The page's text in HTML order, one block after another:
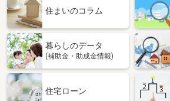
住まいのコラム
暮らしのデータ
(補助金・助成金情報)
住宅ローン